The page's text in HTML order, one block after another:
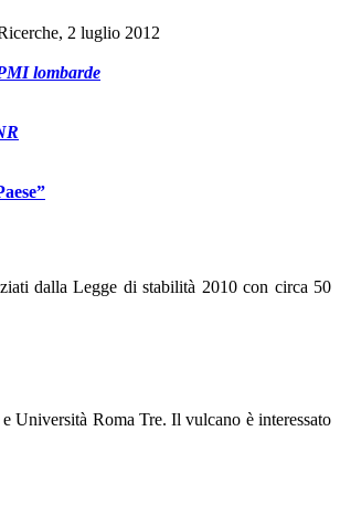
2 luglio 2012
lombarde
dalla Legge di stabilità 2010 con circa 50
Università Roma Tre. Il vulcano è interessato